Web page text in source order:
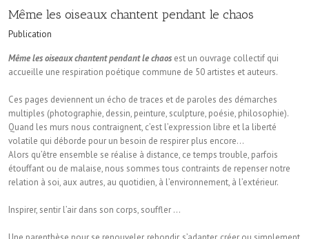
Même les oiseaux chantent pendant le chaos
Publication
Même les oiseaux chantent pendant le chaos est un ouvrage collectif qui
accueille une respiration poétique commune de 50 artistes et auteurs.
Ces pages deviennent un écho de traces et de paroles des démarches
multiples (photographie, dessin, peinture, sculpture, poésie, philosophie).
Quand les murs nous contraignent, c’est l’expression libre et la liberté
volatile qui déborde pour un besoin de respirer plus encore…
Alors qu’être ensemble se réalise à distance, ce temps trouble, parfois
étouffant ou de malaise, nous sommes tous contraints de repenser notre
relation à soi, aux autres, au quotidien, à l’environnement, à l’extérieur.
Inspirer, sentir l’air dans son corps, souffler …